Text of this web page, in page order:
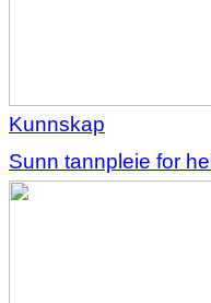
Kunnskap
Sunn tannpleie for